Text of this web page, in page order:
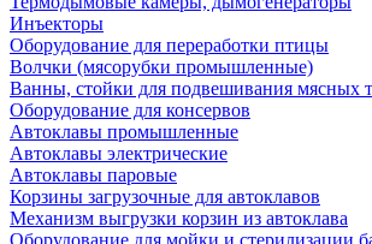
Инъекторы
Оборудование для переработки птицы
Волчки (мясорубки промышленные)
Ванны, стойки для подвешивания мясных
Оборудование для консервов
Автоклавы промышленные
Автоклавы электрические
Автоклавы паровые
Корзины загрузочные для автоклавов
Механизм выгрузки корзин из автоклава
Оборудование для мойки и стерилизации